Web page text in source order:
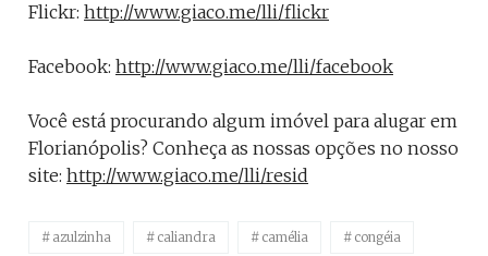
Flickr: http://www.giaco.me/lli/flickr
Facebook: http://www.giaco.me/lli/facebook
Você está procurando algum imóvel para alugar em
Florianópolis? Conheça as nossas opções no nosso
site: http://www.giaco.me/lli/resid
azulzinha caliandra camélia congéia